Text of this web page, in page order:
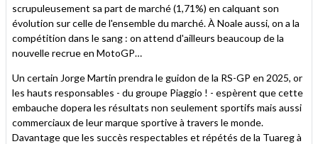
scrupuleusement sa part de marché (1,71%) en calquant son
évolution sur celle de l'ensemble du marché. À Noale aussi, on a la
compétition dans le sang : on attend d'ailleurs beaucoup de la
nouvelle recrue en MotoGP…
Un certain Jorge Martin prendra le guidon de la RS-GP en 2025, or
les hauts responsables - du groupe Piaggio ! - espèrent que cette
embauche dopera les résultats non seulement sportifs mais aussi
commerciaux de leur marque sportive à travers le monde.
Davantage que les succès respectables et répétés de la Tuareg à